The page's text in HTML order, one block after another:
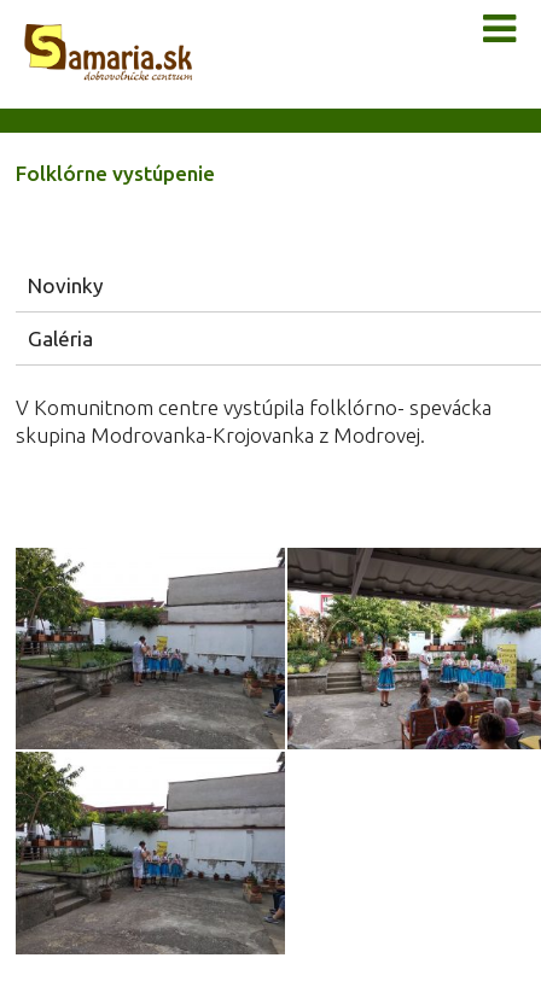
Folklórne vystúpenie
Novinky
Galéria
V Komunitnom centre vystúpila folklórno- spevácka
skupina Modrovanka-Krojovanka z Modrovej.